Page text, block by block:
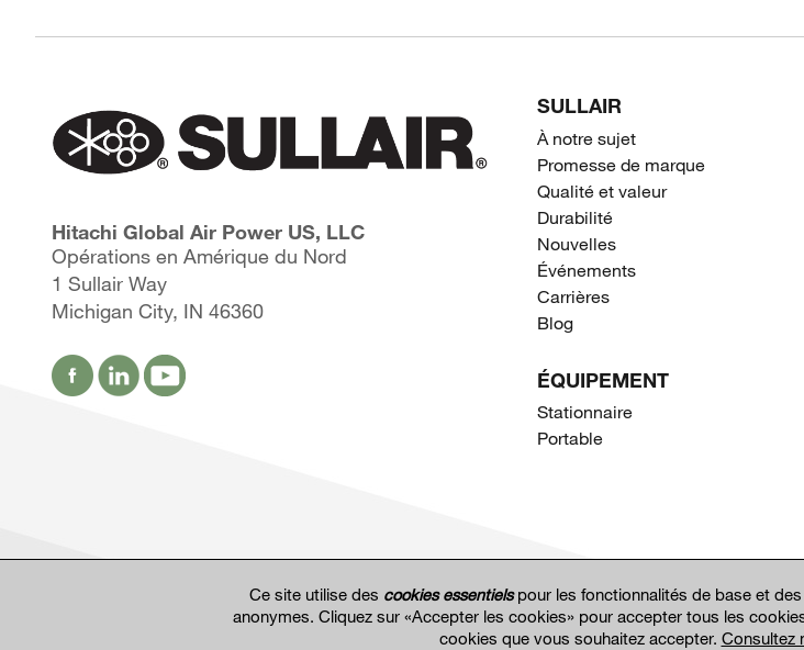
Hitachi Global Air Power US, LLC
Opérations en Amérique du Nord
1 Sullair Way
Michigan City, IN 46360
SULLAIR
À notre sujet
Promesse de marque
Qualité et valeur
Durabilité
Nouvelles
Événements
Carrières
Blog
ÉQUIPEMENT
Stationnaire
Portable
Ce site utilise des cookies essentielspour les fonctionnalités de base et des
anonymes. Cliquez sur «Accepter les cookies» pour accepter tous les
cookies que vous souhaitez accepter. Consultez